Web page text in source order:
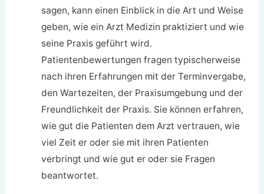
sagen, kann einen Einblick in die Art und Weise
geben, wie ein Arzt Medizin praktiziert und wie
seine Praxis geführt wird.
Patientenbewertungen fragen typischerweise
nach ihren Erfahrungen mit der Terminvergabe,
den Wartezeiten, der Praxisumgebung und der
Freundlichkeit der Praxis. Sie können erfahren,
wie gut die Patienten dem Arzt vertrauen, wie
viel Zeit er oder sie mit ihren Patienten
verbringt und wie gut er oder sie Fragen
beantwortet.